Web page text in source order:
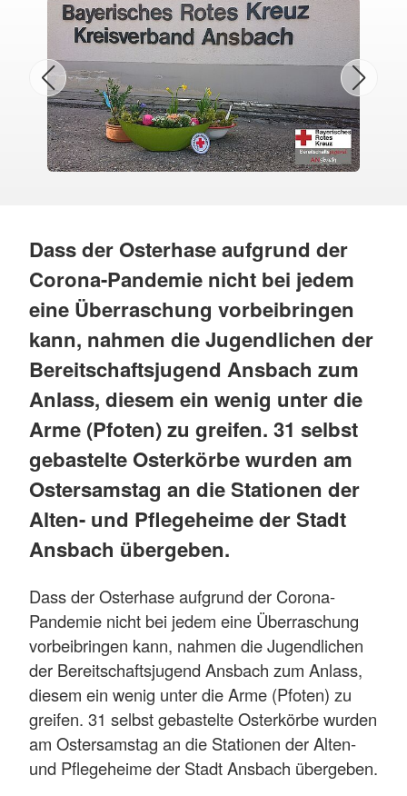
Dass der Osterhase aufgrund der
Corona-Pandemie nicht bei jedem
eine Überraschung vorbeibringen
kann, nahmen die Jugendlichen der
Bereitschaftsjugend Ansbach zum
Anlass, diesem ein wenig unter die
Arme (Pfoten) zu greifen. 31 selbst
gebastelte Osterkörbe wurden am
Ostersamstag an die Stationen der
Alten- und Pflegeheime der Stadt
Ansbach übergeben.
Dass der Osterhase aufgrund der Corona-
Pandemie nicht bei jedem eine Überraschung
vorbeibringen kann, nahmen die Jugendlichen
der Bereitschaftsjugend Ansbach zum Anlass,
diesem ein wenig unter die Arme (Pfoten) zu
greifen. 31 selbst gebastelte Osterkörbe wurden
am Ostersamstag an die Stationen der Alten-
und Pflegeheime der Stadt Ansbach übergeben.